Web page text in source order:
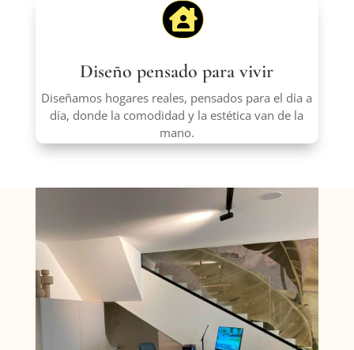

Diseño pensado para vivir
Diseñamos hogares reales, pensados para el día a
día, donde la comodidad y la estética van de la
mano.